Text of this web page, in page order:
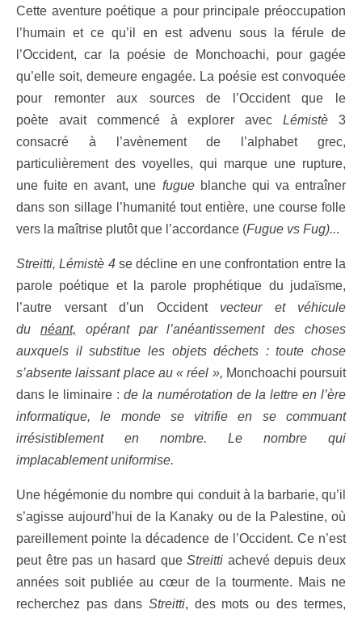
Cette aventure poétique a pour principale préoccupation
l’humain et ce qu’il en est advenu sous la férule de
l’Occident, car la poésie de Monchoachi, pour gagée
qu’elle soit, demeure engagée. La poésie est convoquée
pour remonter aux sources de l’Occident que le
poète avait commencé à explorer avecLémistè 3
consacré à l’avènement de l’alphabet grec,
particulièrement des voyelles, qui marque une rupture,
une fuite en avant, une fugueblanche qui va entraîner
dans son sillage l’humanité tout entière, une course folle
vers la maîtrise plutôt que l’accordance (Fugue vs Fug)...
Streitti, Lémistè 4se décline en une confrontation entre la
parole poétique et la parole prophétique du judaïsme,
l’autre versant d’un Occident vecteur et véhicule
du néant, opérant par l’anéantissement des choses
auxquels il substitue les objets déchets : toute chose
s’absente laissant place au « réel », Monchoachi poursuit
dans le liminaire : de la numérotation de la lettre en l’ère
informatique, le monde se vitrifie en se commuant
irrésistiblement en nombre. Le nombre qui
implacablement uniformise.
Une hégémonie du nombre qui conduit à la barbarie, qu’il
s’agisse aujourd’hui de la Kanaky ou de la Palestine, où
pareillement pointe la décadence de l’Occident. Ce n’est
peut être pas un hasard queStreitti achevé depuis deux
années soit publiée au cœur de la tourmente. Mais ne
recherchez pas dans Streitti, des mots ou des termes,